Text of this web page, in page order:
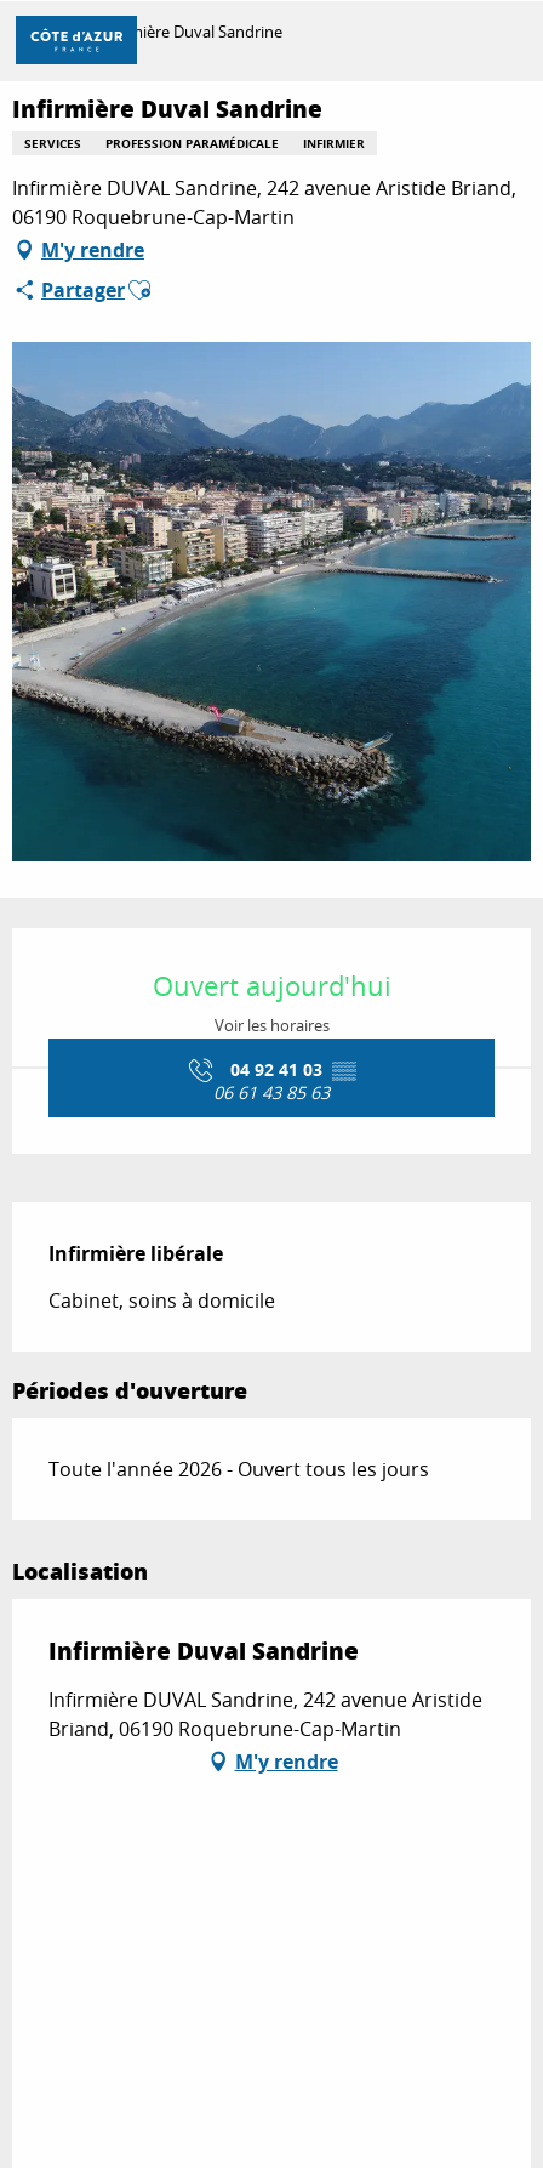
Aller
contenu
principal
DÉCOUVRIR
À FAIRE
SÉJOURNER
Accueil Infirmière Duval Sandrine
Infirmière Duval Sandrine
SERVICES PROFESSION PARAMÉDICALE INFIRMIER
Infirmière DUVAL Sandrine, 242 avenue Aristide Briand,
06190 Roquebrune-Cap-Martin
M'y rendre
PartagerAjouter aux favoris
Ouvert aujourd'hui
Voir les horaires
04 92 41 03 ▒▒
06 61 43 85 63
Infirmière libérale
Cabinet, soins à domicile
Périodes d'ouverture
Toute l'année 2026 - Ouvert tous les jours
Localisation
Infirmière Duval Sandrine
Infirmière DUVAL Sandrine, 242 avenue Aristide
Briand, 06190 Roquebrune-Cap-Martin
M'y rendre